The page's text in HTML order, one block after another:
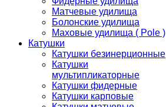
Матчевые удилища
Болонские удилища
Маховые удилища ( Pole )
Катушки
Катушки безинерционные
Катушки
мультипликаторные
Катушки фидерные
Катушки карповые